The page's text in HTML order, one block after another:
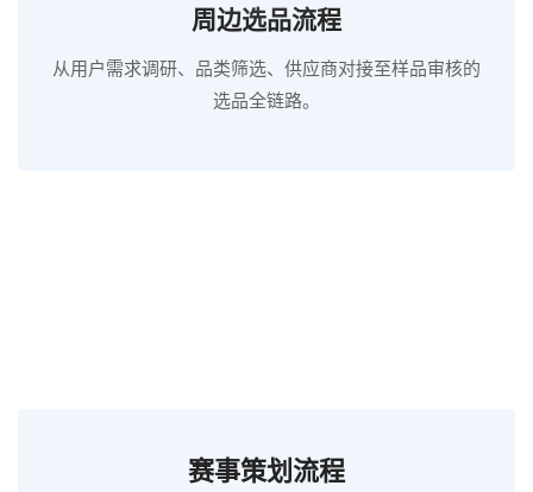
周边选品流程
从用户需求调研、品类筛选、供应商对接至样品审核的
选品全链路。
赛事策划流程